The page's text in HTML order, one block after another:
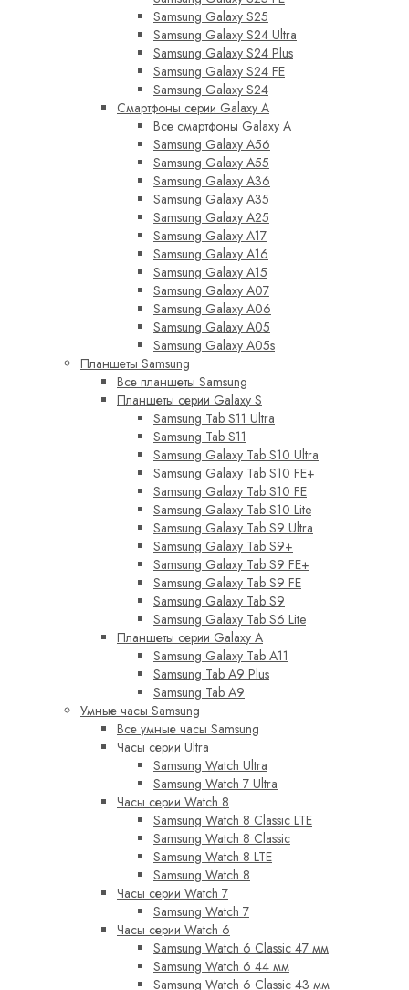
Samsung Galaxy S25
Samsung Galaxy S24 Ultra
Samsung Galaxy S24 Plus
Samsung Galaxy S24 FE
Samsung Galaxy S24
Смартфоны серии Galaxy A
Все смартфоны Galaxy A
Samsung Galaxy A56
Samsung Galaxy A55
Samsung Galaxy A36
Samsung Galaxy A35
Samsung Galaxy A25
Samsung Galaxy A17
Samsung Galaxy A16
Samsung Galaxy A15
Samsung Galaxy A07
Samsung Galaxy A06
Samsung Galaxy A05
Samsung Galaxy A05s
Планшеты Samsung
Все планшеты Samsung
Планшеты серии Galaxy S
Samsung Tab S11 Ultra
Samsung Tab S11
Samsung Galaxy Tab S10 Ultra
Samsung Galaxy Tab S10 FE+
Samsung Galaxy Tab S10 FE
Samsung Galaxy Tab S10 Lite
Samsung Galaxy Tab S9 Ultra
Samsung Galaxy Tab S9+
Samsung Galaxy Tab S9 FE+
Samsung Galaxy Tab S9 FE
Samsung Galaxy Tab S9
Samsung Galaxy Tab S6 Lite
Планшеты серии Galaxy A
Samsung Galaxy Tab A11
Samsung Tab A9 Plus
Samsung Tab A9
Умные часы Samsung
Все умные часы Samsung
Часы серии Ultra
Samsung Watch Ultra
Samsung Watch 7 Ultra
Часы серии Watch 8
Samsung Watch 8 Classic LTE
Samsung Watch 8 Classic
Samsung Watch 8 LTE
Samsung Watch 8
Часы серии Watch 7
Samsung Watch 7
Часы серии Watch 6
Samsung Watch 6 Classic 47 мм
Samsung Watch 6 44 мм
Samsung Watch 6 Classic 43 мм